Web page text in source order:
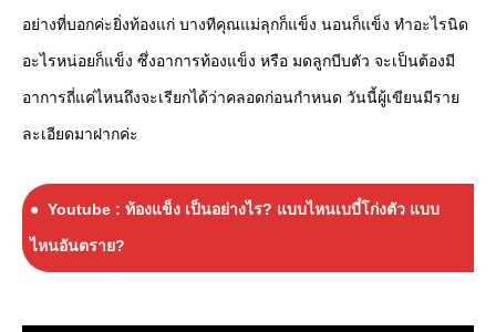
อย่างที่บอกค่ะยิ่งท้องแก่ บางทีคุณแม่ลุกก็แข็ง นอนก็แข็ง ทำอะไรนิด
อะไรหน่อยก็แข็ง ซึ่งอาการท้องแข็ง หรือ มดลูกบีบตัว จะเป็นต้องมี
อาการถี่แค่ไหนถึงจะเรียกได้ว่าคลอดก่อนกำหนด วันนี้ผู้เขียนมีราย
ละเอียดมาฝากค่ะ
Youtube : ท้องแข็ง เป็นอย่างไร? แบบไหนเบบี๋โก่งตัว แบบ
ไหนอันตราย?